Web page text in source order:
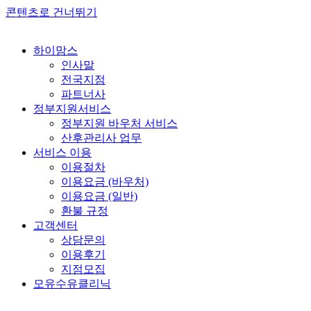
콘텐츠로 건너뛰기
하이맘스
인사말
전국지점
파트너사
정부지원서비스
정부지원 바우처 서비스
산후관리사 업무
서비스 이용
이용절차
이용요금 (바우처)
이용요금 (일반)
환불 규정
고객센터
상담문의
이용후기
지점모집
모유수유클리닉